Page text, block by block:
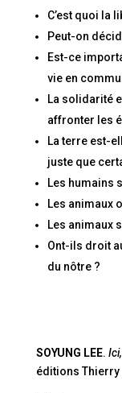
C’est quoi la
Peut-on
Est-ce
vie en
La solidarité
affronter les
La terre est-
juste que
Les humains
Les animaux
Les animaux
Ont-ils droit
du nôtre ?
SOYUNG LEE.
éditions Thierry